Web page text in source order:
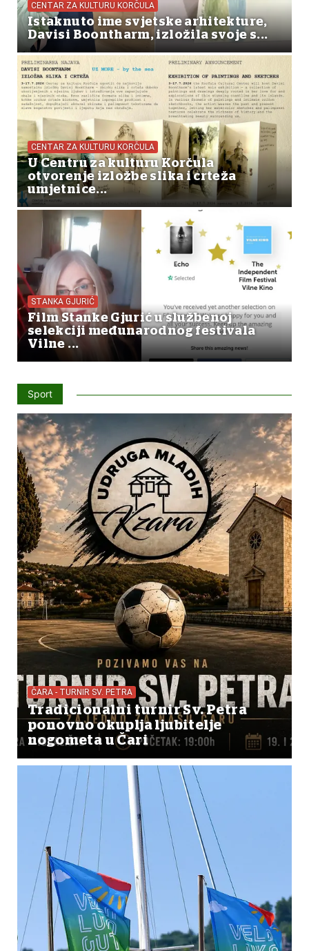
CENTAR ZA KULTURU KORČULA
Istaknuto ime svjetske arhitekture,
Davisi Boontharm, izložila svoje s...
CENTAR ZA KULTURU KORČULA
U Centru za kulturu Korčula
otvorenje izložbe slika i crteža
umjetnice...
STANKA GJURIĆ
Film Stanke Gjurić u službenoj
selekciji međunarodnog festivala
Vilne ...
Sport
ČARA - TURNIR SV. PETRA
Tradicionalni turnir Sv. Petra
ponovno okuplja ljubitelje
nogometa u Čari